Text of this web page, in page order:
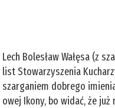
Lech Bolesław Wałęsa (z
list Stowarzyszenia
szarganiem dobrego
owej Ikony, bo widać, że